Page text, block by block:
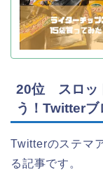
20位 スロッ
う！Twitterブ
Twitterのステマ
る記事です。